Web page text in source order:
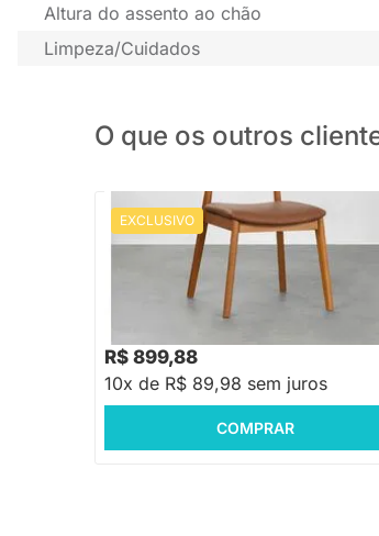
Altura do assento ao chão
Limpeza/Cuidados
O que os outros
EXCLUSIVO PRONTA ENTREGA
Cadeira Dalí Palha Larga PU - Cognac
R$ 899,88
10x de R$ 89,98 sem juros
COMPRAR